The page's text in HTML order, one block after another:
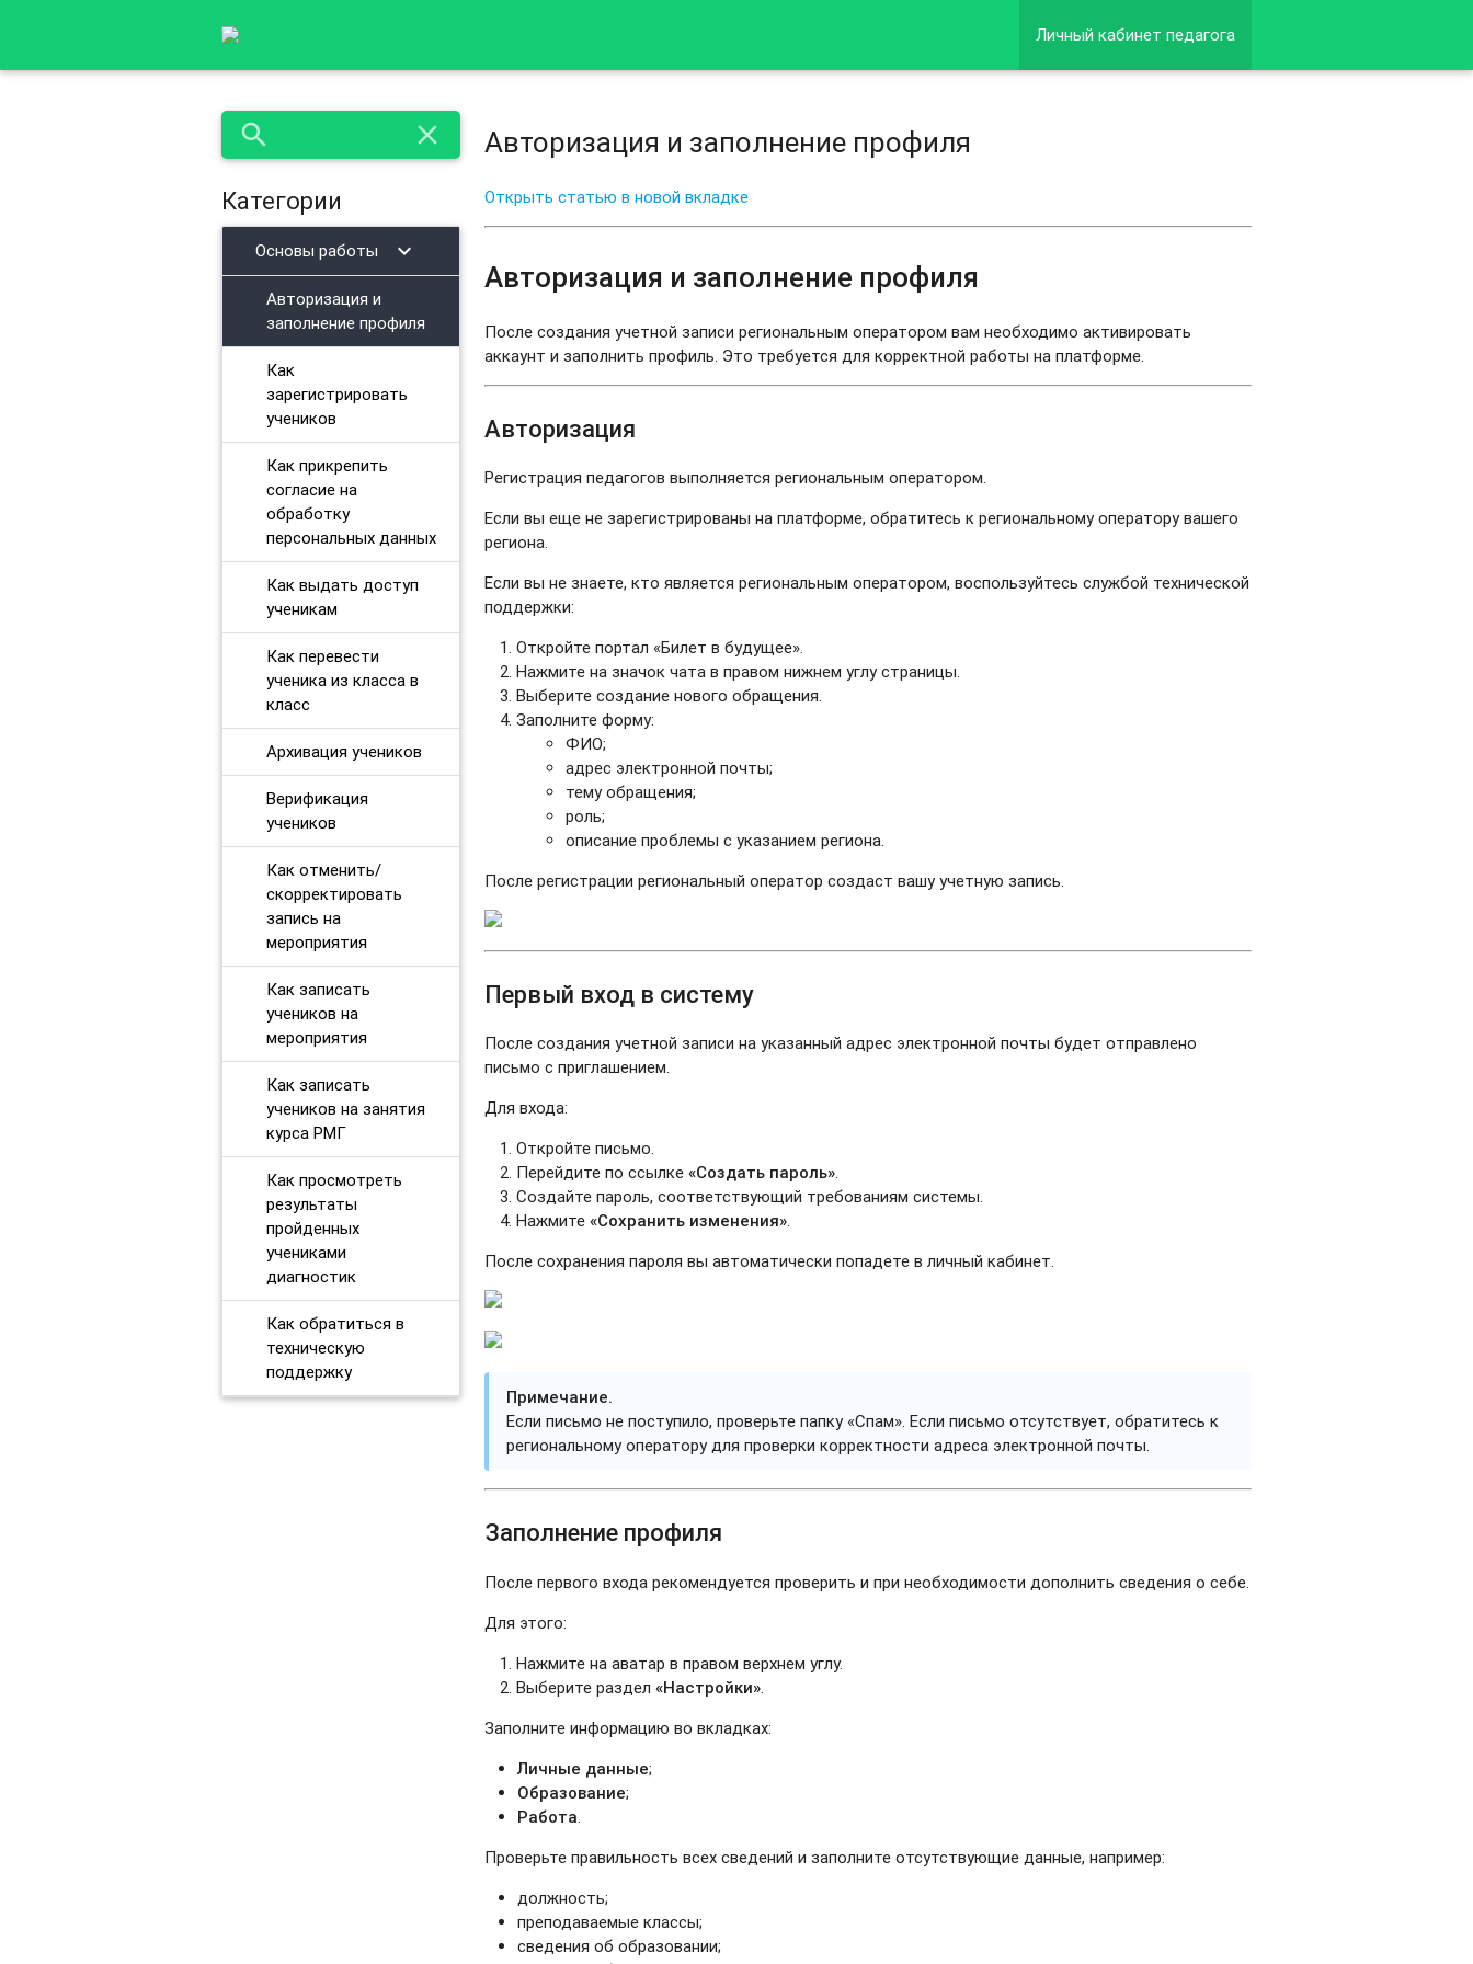
Личный кабинет педагога
search close
Категории
Основы работы chevron_right
Авторизация и
заполнение профиля
Как
зарегистрировать
учеников
Как прикрепить
согласие на
обработку
персональных данных
Как выдать доступ
ученикам
Как перевести
ученика из класса в
класс
Архивация учеников
Верификация
учеников
Как отменить/
скорректировать
запись на
мероприятия
Как записать
учеников на
мероприятия
Как записать
учеников на занятия
курса РМГ
Как просмотреть
результаты
пройденных
учениками
диагностик
Как обратиться в
техническую
поддержку
Авторизация и заполнение профиля
Открыть статью в новой вкладке
Авторизация и заполнение профиля
После создания учетной записи региональным оператором вам необходимо активировать
аккаунт и заполнить профиль. Это требуется для корректной работы на платформе.
Авторизация
Регистрация педагогов выполняется региональным оператором.
Если вы еще не зарегистрированы на платформе, обратитесь к региональному оператору вашего
региона.
Если вы не знаете, кто является региональным оператором, воспользуйтесь службой технической
поддержки:
Откройте портал «Билет в будущее».
Нажмите на значок чата в правом нижнем углу страницы.
Выберите создание нового обращения.
Заполните форму:
ФИО;
адрес электронной почты;
тему обращения;
роль;
описание проблемы с указанием региона.
После регистрации региональный оператор создаст вашу учетную запись.
Первый вход в систему
После создания учетной записи на указанный адрес электронной почты будет отправлено
письмо с приглашением.
Для входа:
Откройте письмо.
Перейдите по ссылке«Создать пароль».
Создайте пароль, соответствующий требованиям системы.
Нажмите«Сохранить изменения».
После сохранения пароля вы автоматически попадете в личный кабинет.
Примечание.
Если письмо не поступило, проверьте папку «Спам». Если письмо отсутствует, обратитесь к
региональному оператору для проверки корректности адреса электронной почты.
Заполнение профиля
После первого входа рекомендуется проверить и при необходимости дополнить сведения о себе.
Для этого:
Нажмите на аватар в правом верхнем углу.
Выберите раздел«Настройки»
Заполните информацию во вкладках:
Личные данные;
Образование;
Работа
Проверьте правильность всех сведений и заполните отсутствующие данные, например:
должность;
преподаваемые классы;
сведения об образовании;